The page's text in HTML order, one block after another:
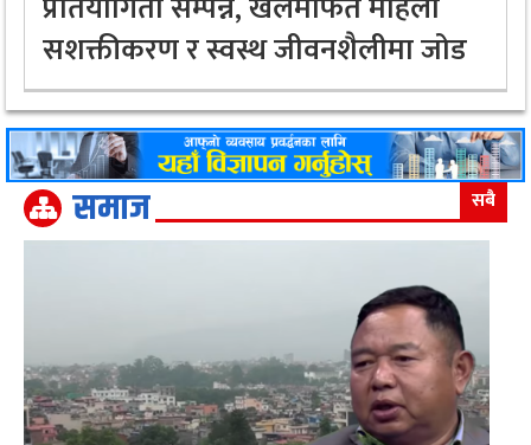
सशक्तीकरण र स्वस्थ जीवनशैलीमा जोड
समाज सबै